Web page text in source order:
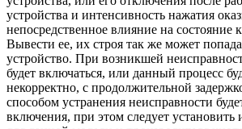
устройства и интенсивность нажатия
непосредственное влияние на состояние
Вывести ее, их строя так же может
устройство. При возникшей
будет включаться, или данный процесс
некорректно, с продолжительной
способом устранения неисправности
включения, при этом следует